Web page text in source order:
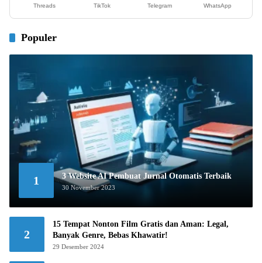
Threads TikTok Telegram WhatsApp
Populer
1 3 Website AI Pembuat Jurnal Otomatis Terbaik
30 November 2023
2
15 Tempat Nonton Film Gratis dan Aman: Legal,
Banyak Genre, Bebas Khawatir!
29 Desember 2024